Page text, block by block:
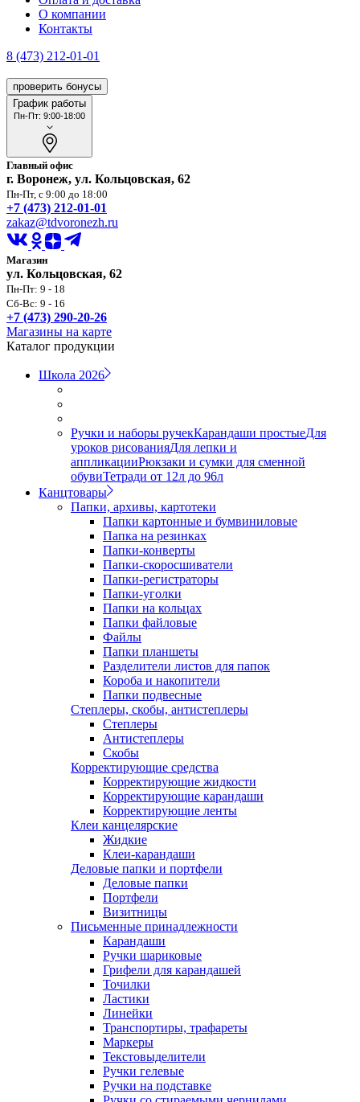
О компании
Контакты
8 (473) 212-01-01
проверить бонусы
График работы
Пн-Пт: 9:00-18:00
Главный офис
г. Воронеж, ул. Кольцовская, 62
Пн-Пт, с 9:00 до 18:00
+7 (473) 212-01-01
zakaz@tdvoronezh.ru
Магазин
ул. Кольцовская, 62
Пн-Пт: 9 - 18
Сб-Вс: 9 - 16
+7 (473) 290-20-26
Магазины на карте
Каталог продукции
Школа 2026
Ручки и наборы ручекКарандаши простыеДля
уроков рисованияДля лепки и
аппликацииРюкзаки и сумки для сменной
обувиТетради от 12л до 96л
Канцтовары
Папки, архивы, картотеки
Папки картонные и бумвиниловые
Папка на резинках
Папки-конверты
Папки-скоросшиватели
Папки-регистраторы
Папки-уголки
Папки на кольцах
Папки файловые
Файлы
Папки планшеты
Разделители листов для папок
Короба и накопители
Папки подвесные
Степлеры, скобы, антистеплеры
Степлеры
Антистеплеры
Скобы
Корректирующие средства
Корректирующие жидкости
Корректирующие карандаши
Корректирующие ленты
Клеи канцелярские
Жидкие
Клеи-карандаши
Деловые папки и портфели
Деловые папки
Портфели
Визитницы
Письменные принадлежности
Карандаши
Ручки шариковые
Грифели для карандашей
Точилки
Ластики
Линейки
Транспортиры, трафареты
Маркеры
Текстовыделители
Ручки гелевые
Ручки на подставке